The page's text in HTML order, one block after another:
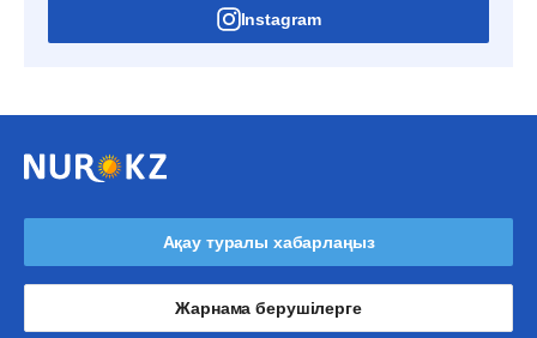
Instagram
Ақау туралы хабарлаңыз
Жарнама берушілерге